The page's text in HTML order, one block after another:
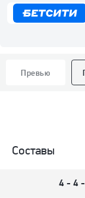
Превью
Составы
4 - 4